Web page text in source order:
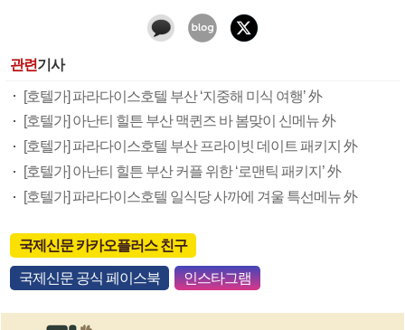
관련기사
[호텔가] 파라다이스호텔 부산 ‘지중해 미식 여행’ 外
[호텔가] 아난티 힐튼 부산 맥퀸즈 바 봄맞이 신메뉴 外
[호텔가] 파라다이스호텔 부산 프라이빗 데이트 패키지 外
[호텔가] 아난티 힐튼 부산 커플 위한 ‘로맨틱 패키지’ 外
[호텔가] 파라다이스호텔 일식당 사까에 겨울 특선메뉴 外
국제신문 카카오플러스 친구
국제신문 공식 페이스북 인스타그램